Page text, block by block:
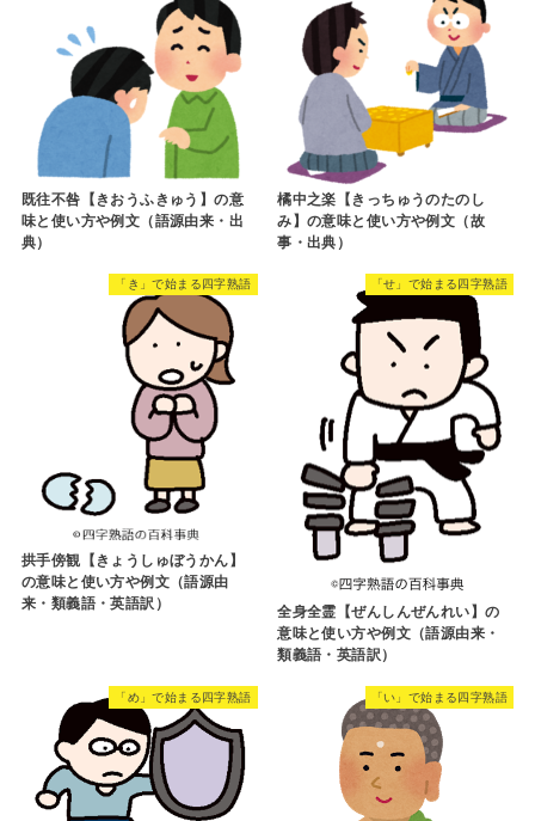
既往不咎【きおうふきゅう】の意
味と使い方や例文（語源由来・出
典）
橘中之楽【きっちゅうのたのし
み】の意味と使い方や例文（故
事・出典）
「き」で始まる四字熟語
拱手傍観【きょうしゅぼうかん】
の意味と使い方や例文（語源由
来・類義語・英語訳）
「せ」で始まる四字熟語
全身全霊【ぜんしんぜんれい】の
意味と使い方や例文（語源由来・
類義語・英語訳）
「め」で始まる四字熟語 「い」で始まる四字熟語